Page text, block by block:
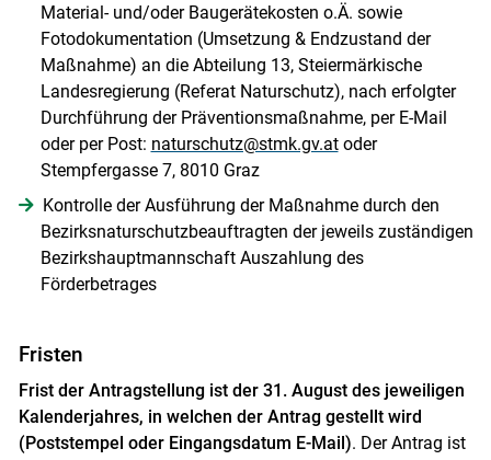
Material- und/oder Baugerätekosten o.Ä. sowie
Fotodokumentation (Umsetzung & Endzustand der
Maßnahme) an die Abteilung 13, Steiermärkische
Landesregierung (Referat Naturschutz), nach erfolgter
Durchführung der Präventionsmaßnahme, per E-Mail
oder per Post: naturschutz@stmk.gv.atoder
Stempfergasse 7, 8010 Graz
Kontrolle der Ausführung der Maßnahme durch den
Bezirksnaturschutzbeauftragten der jeweils zuständigen
Bezirkshauptmannschaft Auszahlung des
Förderbetrages
Fristen
Frist der Antragstellung ist der 31. August des jeweiligen
Kalenderjahres, in welchen der Antrag gestellt wird
(Poststempel oder Eingangsdatum E-Mail). Der Antrag ist